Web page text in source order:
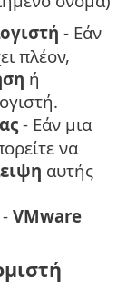
- Εάν
πλέον,
ή
- Εάν μια
να
αυτής
- VMware